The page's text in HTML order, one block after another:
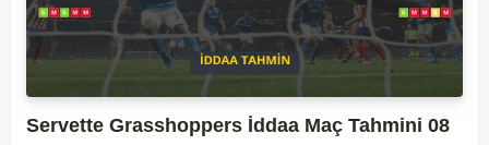
Servette Grasshoppers İddaa Maç Tahmini 08